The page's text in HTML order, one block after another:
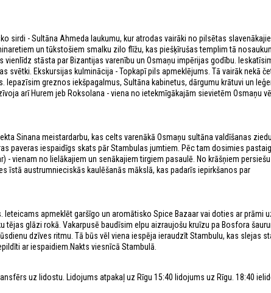
sirdi - Sultāna Ahmeda laukumu, kur atrodas vairāki no pilsētas
un tūkstošiem smalku zilo flīžu, kas piešķīrušas templim tā
stāsta par Bizantijas varenību un Osmaņu impērijas godību.
Ekskursijas kulminācija - Topkapī pils apmeklējums. Tā vairāk nekā
greznos iekšpagalmus, Sultāna kabinetus, dārgumu krātuvi un
arī Hurem jeb Roksolana - viena no ietekmīgākajām sievietēm Osmaņu
Sinana meistardarbu, kas celts varenākā Osmaņu sultāna valdīšanas
paveras iespaidīgs skats pār Stambulas jumtiem. Pēc tam dosimies
- vienam no lielākajiem un senākajiem tirgiem pasaulē. No krāšņiem persiešu
īstā austrumnieciskās kaulēšanās mākslā, kas padarīs iepirkšanos par
apmeklēt garšīgo un aromātisko Spice Bazaar vai doties ar prāmi
glāzi rokā. Vakarpusē baudīsim elpu aizraujošu kruīzu pa Bosfora
dzīves ritmu. Tā būs vēl viena iespēja ieraudzīt Stambulu, kas slejas
ar iespaidiem.Nakts viesnīcā Stambulā.
uz lidostu. Lidojums atpakaļ uz Rīgu 15:40 lidojums uz Rīgu. 18:40